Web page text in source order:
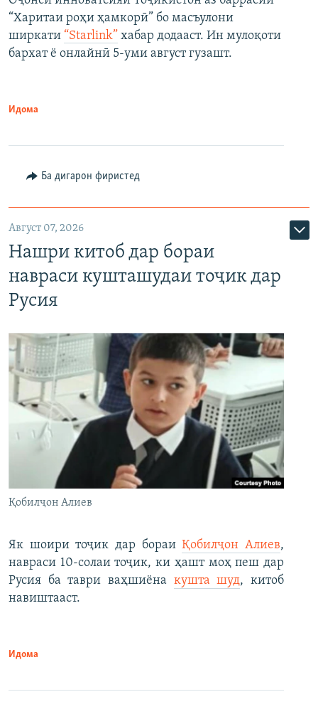
“Харитаи роҳи ҳамкорӣ” бо масъулони
ширкати “Starlink” хабар додааст. Ин мулоқоти
бархат ё онлайнӣ 5-уми август гузашт.
Идома
Ба дигарон фиристед
Август 07, 2026
Нашри китоб дар бораи
навраси кушташудаи тоҷик дар
Русия
Қобилҷон Алиев
Як шоири тоҷик дар бораиҚобилҷон Алиев,
навраси 10-солаи тоҷик, ки ҳашт моҳ пеш дар
Русия ба таври ваҳшиёна кушта шуд, китоб
навиштааст.
Идома